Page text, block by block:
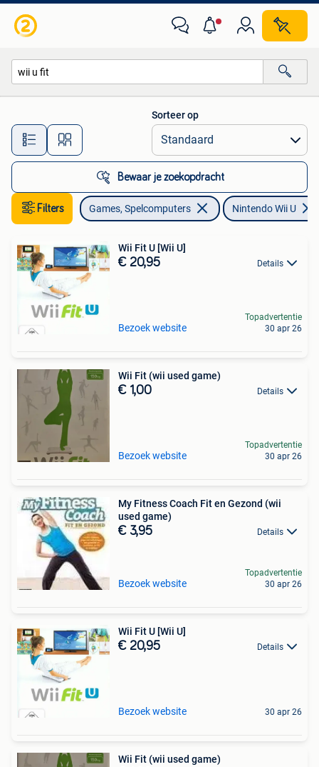
Alle afstanden…
Sorteer op
Bewaar je zoekopdracht
Filters Games, Spelcomputers Nintendo Wii U
Wii Fit U [Wii U]
€ 20,95 Details
Bezoek website
Topadvertentie
30 apr 26
Wii Fit (wii used game)
€ 1,00 Details
Bezoek website
Topadvertentie
30 apr 26
My Fitness Coach Fit en Gezond (wii
used game)
€ 3,95 Details
Bezoek website
Topadvertentie
30 apr 26
Wii Fit U [Wii U]
€ 20,95 Details
Bezoek website 30 apr 26
Wii Fit (wii used game)